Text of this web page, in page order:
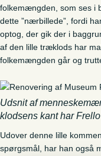
folkemængden, som ses i
dette ”nærbillede”, fordi
optog, der gik der i
af den lille træklods har
folkemængden går og
Udsnit af
klodsens kant har
Udover denne lille
spørgsmål, har han også